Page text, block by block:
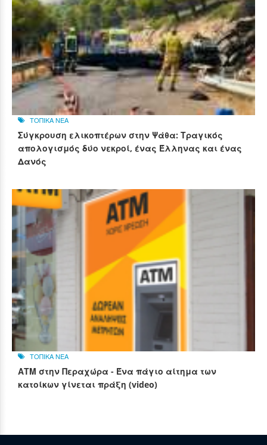
ΤΟΠΙΚΑ ΝΕΑ
Σύγκρουση ελικοπτέρων στην Ψάθα: Τραγικός
απολογισμός δύο νεκροί, ένας Έλληνας και ένας
Δανός
ΤΟΠΙΚΑ ΝΕΑ
ΑΤΜ στην Περαχώρα - Ένα πάγιο αίτημα των
κατοίκων γίνεται πράξη (video)